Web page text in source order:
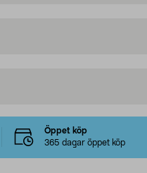
Öppet köp
365 dagar öppet köp